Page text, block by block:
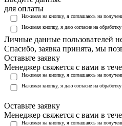
для оплаты
Нажимая на кнопку, я соглашаюсь на
Нажимая кнопку, я даю согласие на
Личные данные пользователей
Спасибо, заявка принята, мы
Оставьте заявку
Менеджер свяжется с вами в
Нажимая на кнопку, я соглашаюсь на
Нажимая кнопку, я даю согласие на
Оставьте заявку
Менеджер свяжется с вами в
Нажимая на кнопку, я соглашаюсь на